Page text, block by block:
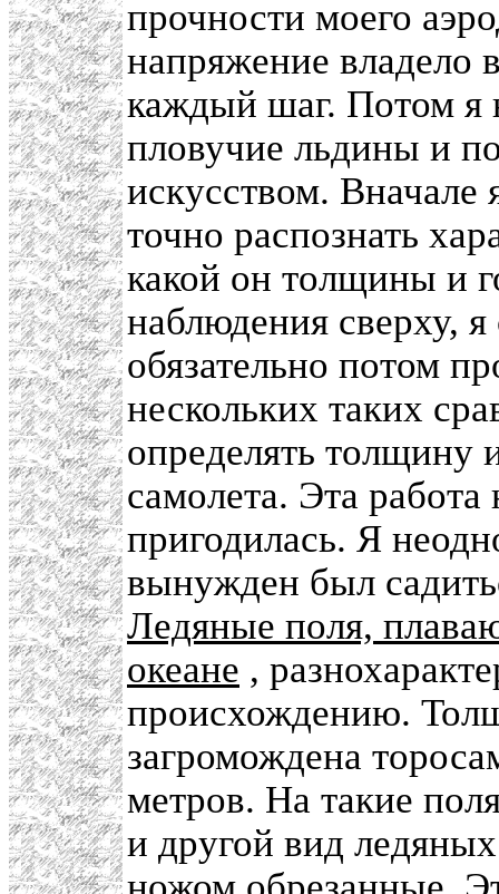
прочности моего
напряжение владело
каждый шаг. Потом я
пловучие льдины и
искусством. Вначале
точно распознать
какой он толщины и
наблюдения сверху,
обязательно потом
нескольких таких
определять толщину
самолета. Эта
пригодилась. Я
вынужден был
Ледяные поля,
океане ,
происхождению.
загромождена
метров. На такие
и другой вид